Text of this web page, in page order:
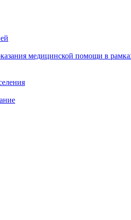
медицинской помощи в